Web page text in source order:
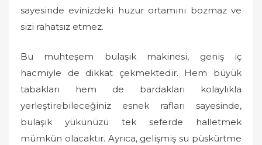
sayesinde evinizdeki huzur ortamını bozmaz ve
sizi rahatsız etmez.
Bu muhteşem bulaşık makinesi, geniş iç
hacmiyle de dikkat çekmektedir. Hem büyük
tabakları hem de bardakları kolaylıkla
yerleştirebileceğiniz esnek rafları sayesinde,
bulaşık yükünüzü tek seferde halletmek
mümkün olacaktır. Ayrıca, gelişmiş su püskürtme